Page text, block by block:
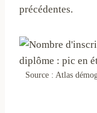
précédentes.
Source : Atlas